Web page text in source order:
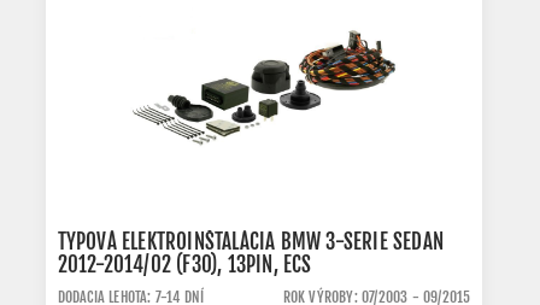
TYPOVÁ ELEKTROINŠTALÁCIA BMW 3-SERIE SEDAN
2012-2014/02 (F30), 13PIN, ECS
DODACIA LEHOTA: 7-14 DNÍ
ROK VÝROBY: 07/2003 - 09/2015